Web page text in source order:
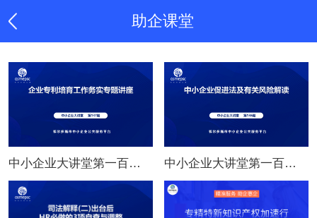
助企课堂
中小企业大讲堂第一百三十七期：企业专利培育工作务实专题讲座 中小企业大讲堂第一百三十六期：中小企业促进法及有关风险解读